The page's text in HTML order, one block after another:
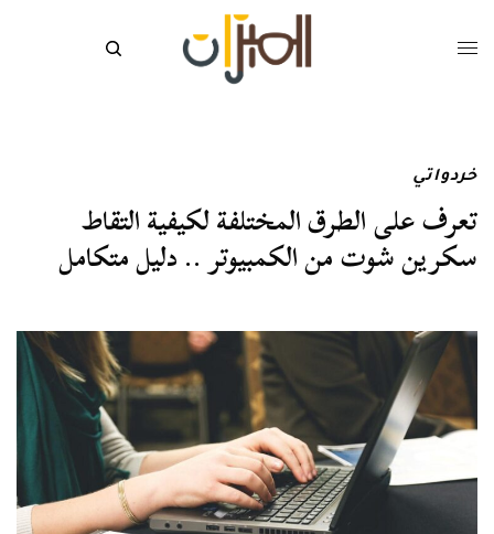
خردواتي
تعرف على الطرق المختلفة لكيفية التقاط
سكرين شوت من الكمبيوتر .. دليل متكامل